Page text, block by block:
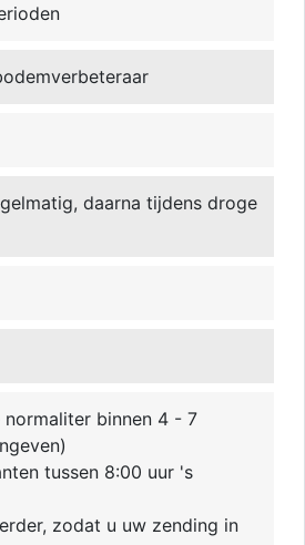
daarna tijdens droge
binnen 4 - 7
tussen 8:00 uur 's
zodat u uw zending in